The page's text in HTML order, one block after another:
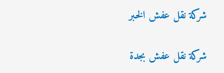
شركة نقل عفش الخبر
شركة نقل عفش بجدة